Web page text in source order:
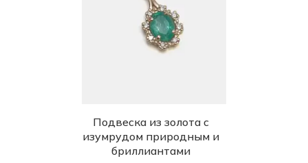
Подвеска из золота с
изумрудом природным и
бриллиантами